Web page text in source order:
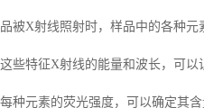
被X射线照射时，样品中的各种
些特征X射线的能量和波长，可以
种元素的荧光强度，可以确定其含